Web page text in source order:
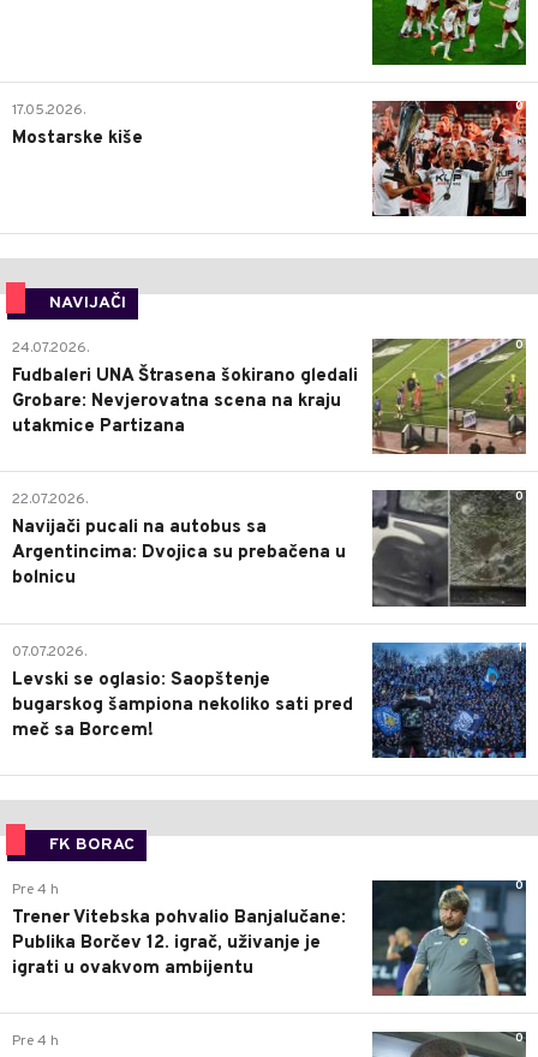
0
17.05.2026.
Mostarske kiše
NAVIJAČI
0
24.07.2026.
Fudbaleri UNA Štrasena šokirano gledali
Grobare: Nevjerovatna scena na kraju
utakmice Partizana
0
22.07.2026.
Navijači pucali na autobus sa
Argentincima: Dvojica su prebačena u
bolnicu
1
07.07.2026.
Levski se oglasio: Saopštenje
bugarskog šampiona nekoliko sati pred
meč sa Borcem!
FK BORAC
0
Pre 4 h
Trener Vitebska pohvalio Banjalučane:
Publika Borčev 12. igrač, uživanje je
igrati u ovakvom ambijentu
0
Pre 4 h